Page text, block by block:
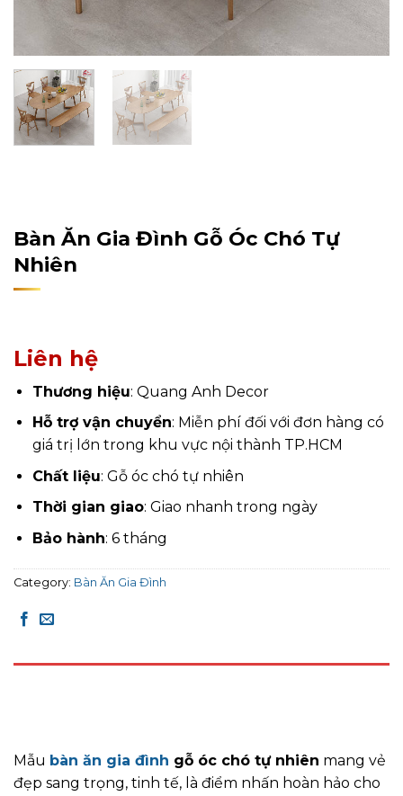
Bàn Ăn Gia Đình Gỗ Óc Chó Tự
Nhiên
Liên hệ
Thương hiệu: Quang Anh Decor
Hỗ trợ vận chuyển: Miễn phí đối với đơn hàng có
giá trị lớn trong khu vực nội thành TP.HCM
Chất liệu: Gỗ óc chó tự nhiên
Thời gian giao: Giao nhanh trong ngày
Bảo hành: 6 tháng
Category: Bàn Ăn Gia Đình
Mẫu bàn ăn gia đình gỗ óc chó tự nhiên mang vẻ
đẹp sang trọng, tinh tế, là điểm nhấn hoàn hảo cho